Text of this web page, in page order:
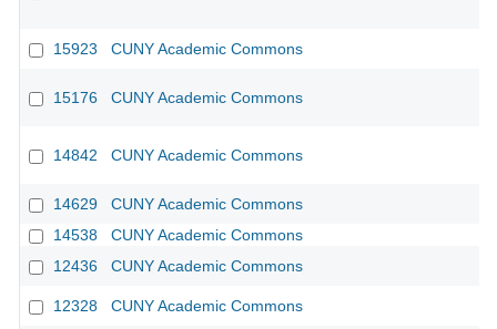
15923 CUNY Academic Commons
15176 CUNY Academic Commons
14842 CUNY Academic Commons
14629 CUNY Academic Commons
14538
CUNY Academic Commons
12436
CUNY Academic Commons
12328 CUNY Academic Commons